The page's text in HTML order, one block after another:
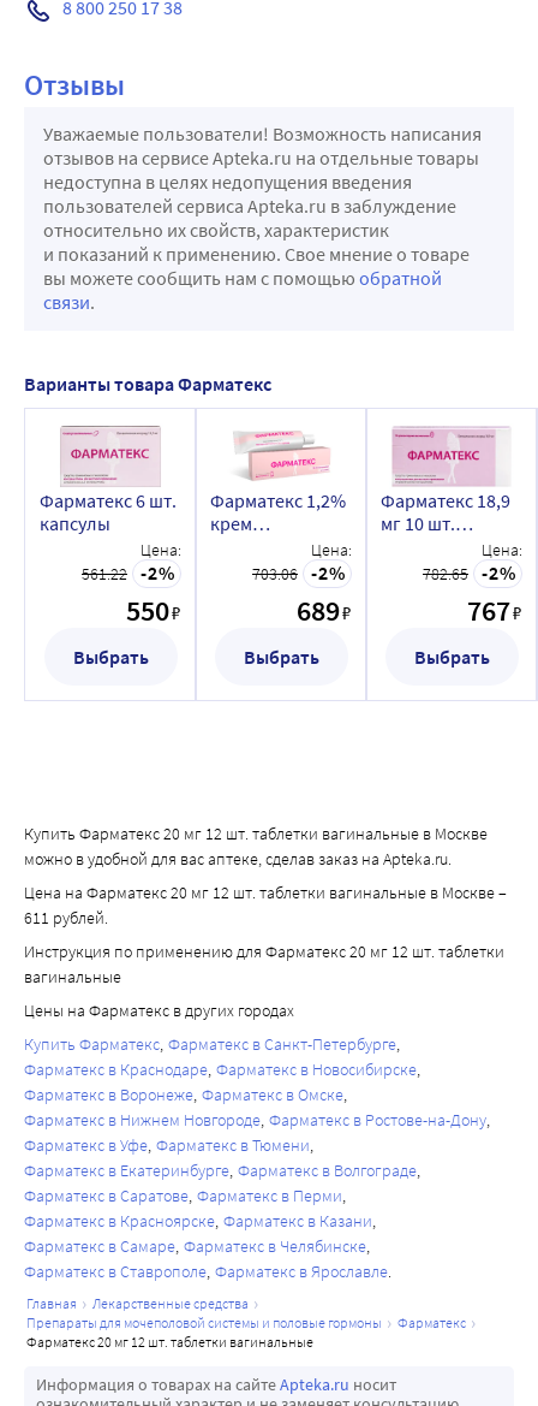
8 800 250 17 38
Отзывы
Уважаемые пользователи! Возможность написания
отзывов на сервисе Apteka.ru на отдельные товары
недоступна в целях недопущения введения
пользователей сервиса Apteka.ru в заблуждение
относительно их свойств, характеристик
и показаний к применению. Свое мнение о товаре
вы можете сообщить нам с помощью обратной
связи.
Варианты товара Фарматекс
Фарматекс 6 шт.
капсулы
Цена:
561.22
2
550₽
Выбрать
Фарматекс 1,2%
крем
вагинальный 72
Цена:
703.06
2
689₽
Выбрать
Фарматекс 18,9
мг 10 шт.
суппозитории
вагинальные
Цена:
782.65
2
767₽
Выбрать
Купить Фарматекс 20 мг 12 шт. таблетки вагинальные в Москве
можно в удобной для вас аптеке, сделав заказ на Apteka.ru.
Цена на Фарматекс 20 мг 12 шт. таблетки вагинальные в Москве –
611 рублей.
Инструкция по применению для Фарматекс 20 мг 12 шт. таблетки
вагинальные
Цены на Фарматекс в других городах
Купить Фарматекс Фарматекс в Санкт-Петербурге
Фарматекс в Краснодаре Фарматекс в Новосибирске
Фарматекс в Воронеже Фарматекс в Омске
Фарматекс в Нижнем Новгороде Фарматекс в Ростове-на-Дону
Фарматекс в Уфе Фарматекс в Тюмени
Фарматекс в Екатеринбурге Фарматекс в Волгограде
Фарматекс в Саратове Фарматекс в Перми
Фарматекс в Красноярске Фарматекс в Казани
Фарматекс в Самаре Фарматекс в Челябинске
Фарматекс в Ставрополе Фарматекс в Ярославле
главная
лекарственные средства
препараты для мочеполовой системы и половые гормоны
фарматекс
фарматекс 20 мг 12 шт. таблетки вагинальные
Информация о товарах на сайтеApteka.ru носит